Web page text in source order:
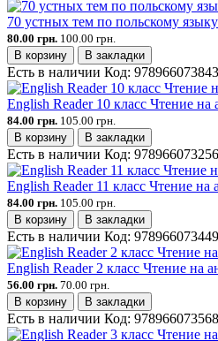
70 устных тем по польскому языку
80.00 грн. 100.00 грн.
В корзину
В закладки
Есть в наличии Код:
English Reader 10 класс Чтение на
84.00 грн. 105.00 грн.
В корзину
В закладки
Есть в наличии Код:
English Reader 11 класс Чтение на
84.00 грн. 105.00 грн.
В корзину
В закладки
Есть в наличии Код:
English Reader 2 класс Чтение на
56.00 грн. 70.00 грн.
В корзину
В закладки
Есть в наличии Код: